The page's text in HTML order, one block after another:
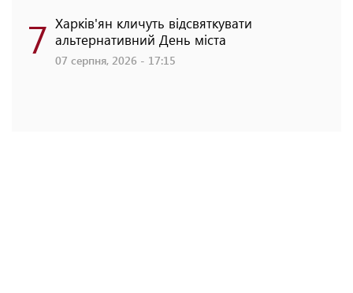
7 Харків'ян кличуть відсвяткувати
альтернативний День міста
07 серпня, 2026 - 17:15